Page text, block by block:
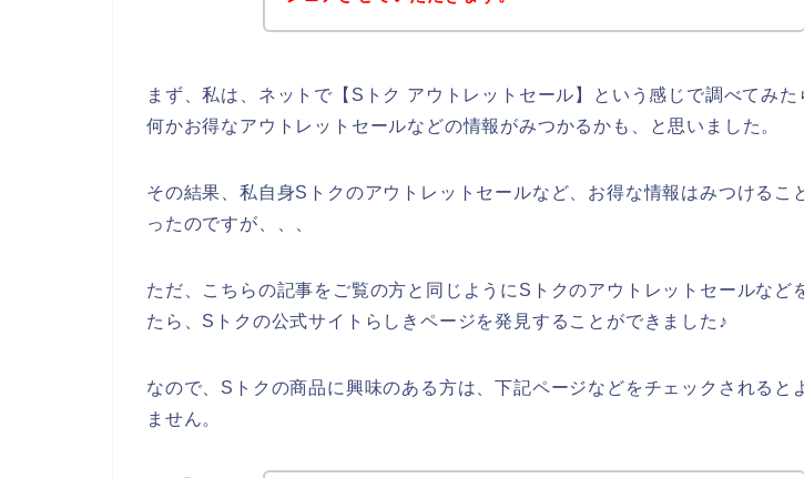
まず、私は、ネットで【Sトク アウトレットセール】という感じで調べてみた
何かお得なアウトレットセールなどの情報がみつかるかも、と思いました。
その結果、私自身Sトクのアウトレットセールなど、お得な情報はみつけるこ
ったのですが、、、
ただ、こちらの記事をご覧の方と同じようにSトクのアウトレットセールなど
たら、Sトクの公式サイトらしきページを発見することができました♪
なので、Sトクの商品に興味のある方は、下記ページなどをチェックされると
ません。